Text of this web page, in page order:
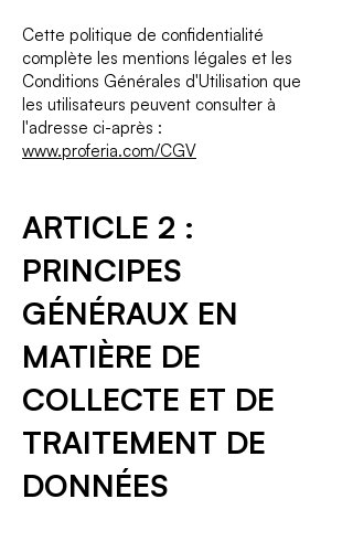
Cette politique de confidentialité
complète les mentions légales et les
Conditions Générales d'Utilisation que
les utilisateurs peuvent consulter à
l'adresse ci-après :
www.proferia.com/CGV
ARTICLE 2 :
PRINCIPES
GÉNÉRAUX EN
MATIÈRE DE
COLLECTE ET DE
TRAITEMENT DE
DONNÉES